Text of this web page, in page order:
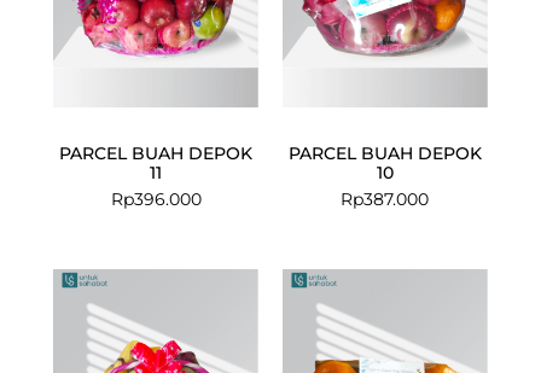
PARCEL BUAH DEPOK
11
Rp396.000
PARCEL BUAH DEPOK
10
Rp387.000